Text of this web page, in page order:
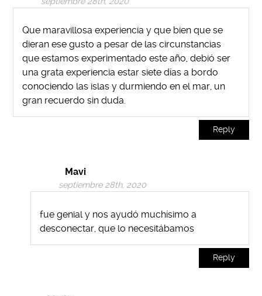
Que maravillosa experiencia y que bien que se
dieran ese gusto a pesar de las circunstancias
que estamos experimentado este año, debió ser
una grata experiencia estar siete días a bordo
conociendo las islas y durmiendo en el mar, un
gran recuerdo sin duda.
Reply
Mavi
septiembre 28th, 2020
fue genial y nos ayudó muchísimo a
desconectar, que lo necesitábamos
Reply